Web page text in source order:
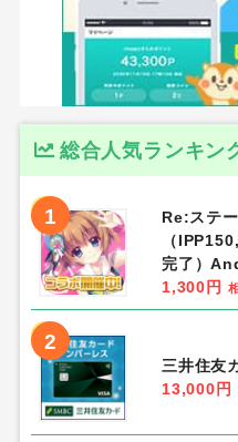
総合人気ランキン
1
Re:ステ
（
完了）
1,300円
2
三井住友
13,000円